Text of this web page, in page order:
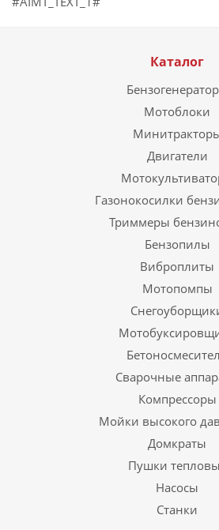
Каталог
Мотоблоки
Двигатели
Газонокосилки
Триммеры
Бензопилы
Виброплиты
Мотопомпы
Сварочные
Компрессоры
Мойки высокого
Домкраты
Пушки
Насосы
Станки